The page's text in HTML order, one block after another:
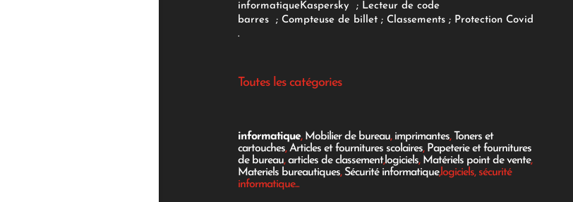
informatiqueKaspersky ; Lecteur de code
barres
; Compteuse de billet; Classements ; Protection Covid
.
Toutes les catégories
informatique, Mobilier de bureau, imprimantes, Toners et
cartouches,Articles et fournitures scolaires, Papeterie et fournitures
de bureau,articles de classement,logiciels, Matériels point de vente,
Materiels bureautiques, Sécurité informatique,logiciels, sécurité
informatique...